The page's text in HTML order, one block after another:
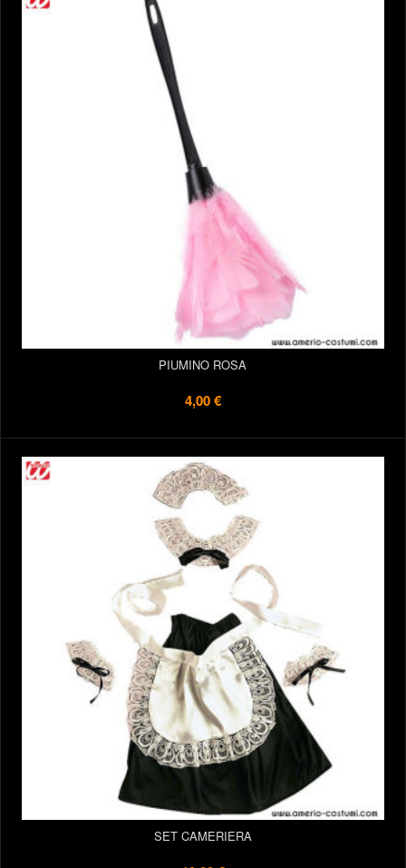
PIUMINO ROSA
4,00 €
SET CAMERIERA